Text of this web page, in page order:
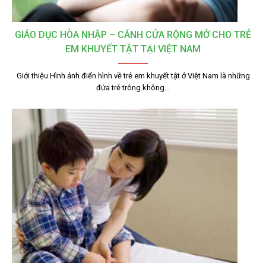
GIÁO DỤC HÒA NHẬP – CÁNH CỬA RỘNG MỞ CHO TRẺ
EM KHUYẾT TẬT TẠI VIỆT NAM
Giới thiệu Hình ảnh điển hình về trẻ em khuyết tật ở Việt Nam là những
đứa trẻ trông không…